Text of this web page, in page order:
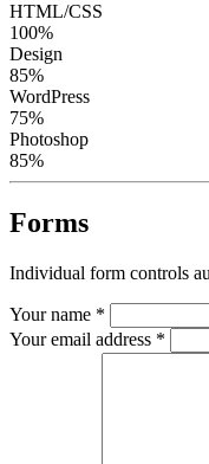
HTML/CSS
100%
Design
85%
WordPress
75%
Photoshop
85%
40%
(success)
20%
60%
(warning)
80%
Forms
Individual form controls
Your name *
Your email address *